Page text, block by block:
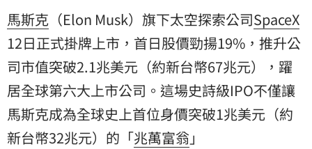
馬斯克 （Elon Musk）旗下太空探索公司SpaceX
12日正式掛牌上市，首日股價勁揚19%，推升公
司市值突破2.1兆美元（約新台幣67兆元），躍
居全球第六大上市公司。這場史詩級IPO不僅讓
馬斯克成為全球史上首位身價突破1兆美元（約
新台幣32兆元）的「兆萬富翁 」